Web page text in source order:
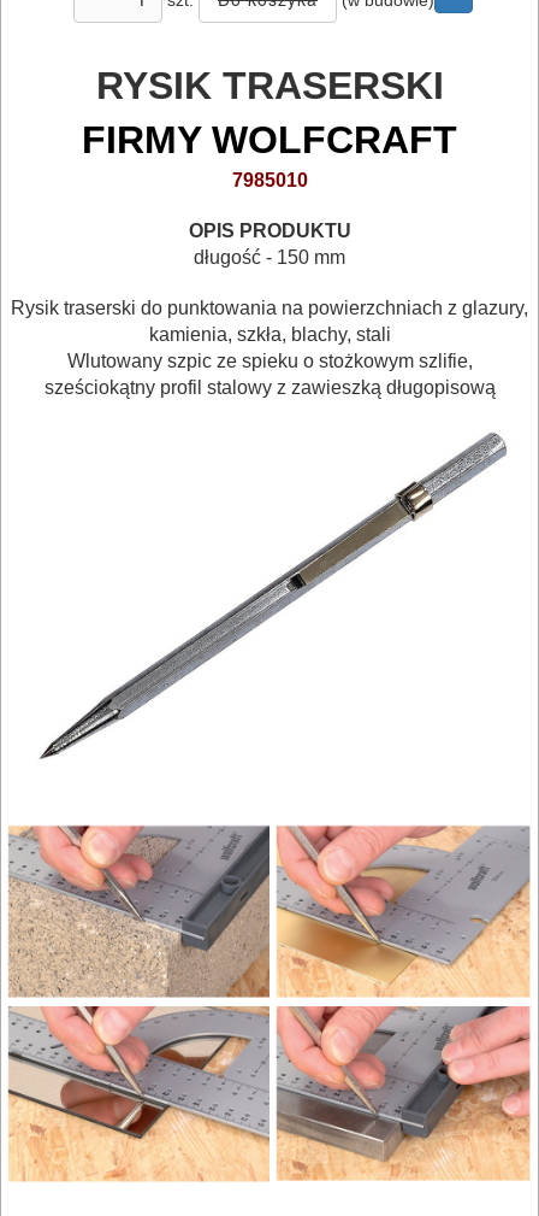
MAGAZYNOWANIE
TRANSPORTOWANIE
POMIAROWE
BUDOWLANE
ELEKTRY..
GLAZURNICZE
AKCESORIA
BRUKARSKIE
OBRÓBKA
DREWNA
METALU
WARSZTATOWE
I
RĘCZNE
NARZĘDZIA
I
OSPRZĘT
HYDRAULICZNE
NARZĘDZIA
RYSIK TRASERSKI
FIRMY WOLFCRAFT
7985010
OPIS PRODUKTU
długość - 150 mm
Rysik traserski do punktowania na powierzchniach z glazury,
kamienia, szkła, blachy, stali
Wlutowany szpic ze spieku o stożkowym szlifie,
sześciokątny profil stalowy z zawieszką długopisową